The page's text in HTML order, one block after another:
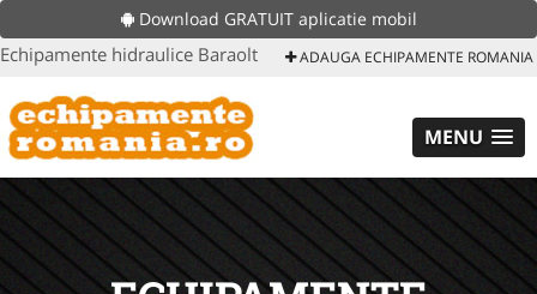
Download GRATUIT aplicatie mobil
Echipamente hidraulice Baraolt ADAUGA ECHIPAMENTE ROMANIA
MENU